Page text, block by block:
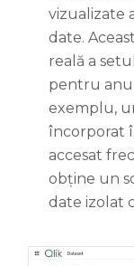
vizualizate
date.
reală a
pentru
exemplu,
încorporat
accesat
obține un
date izolat